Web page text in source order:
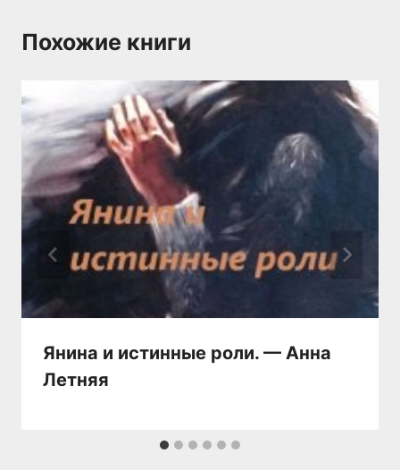
Похожие книги
Янина и истинные роли. — Анна
Летняя